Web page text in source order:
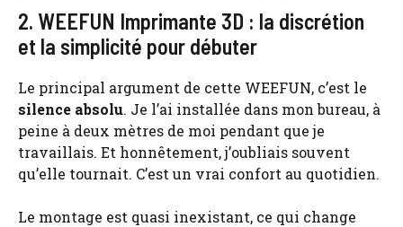
2. WEEFUN Imprimante 3D : la discrétion
et la simplicité pour débuter
Le principal argument de cette WEEFUN, c’est le
silence absolu. Je l’ai installée dans mon bureau, à
peine à deux mètres de moi pendant que je
travaillais. Et honnêtement, j’oubliais souvent
qu’elle tournait. C’est un vrai confort au quotidien.
Le montage est quasi inexistant, ce qui change